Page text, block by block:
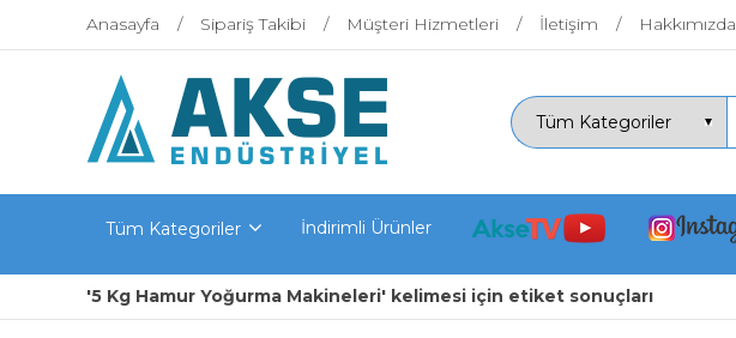
Anasayfa Sipariş Takibi Müşteri Hizmetleri İletişim Hakkımızda
Tüm Kategoriler İndirimli Ürünler
'5 Kg Hamur Yoğurma Makineleri' kelimesi için etiket sonuçları